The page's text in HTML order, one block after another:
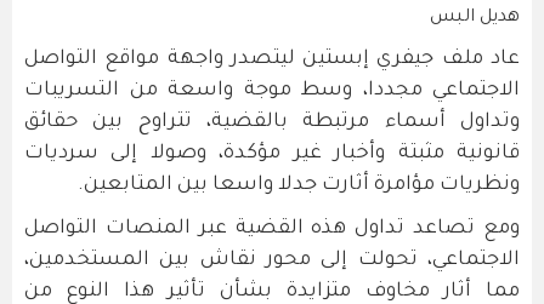
هديل البس
عاد ملف جيفري إبستين ليتصدر واجهة مواقع التواصل
الاجتماعي مجددا، وسط موجة واسعة من التسريبات
وتداول أسماء مرتبطة بالقضية، تتراوح بين حقائق
قانونية مثبتة وأخبار غير مؤكدة، وصولا إلى سرديات
ونظريات مؤامرة أثارت جدلا واسعا بين المتابعين.
ومع تصاعد تداول هذه القضية عبر المنصات التواصل
الاجتماعي، تحولت إلى محور نقاش بين المستخدمين،
مما أثار مخاوف متزايدة بشأن تأثير هذا النوع من